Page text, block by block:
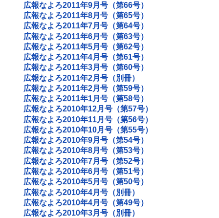
広報なよろ2011年9月号（第66号）
広報なよろ2011年8月号（第65号）
広報なよろ2011年7月号（第64号）
広報なよろ2011年6月号（第63号）
広報なよろ2011年5月号（第62号）
広報なよろ2011年4月号（第61号）
広報なよろ2011年3月号（第60号）
広報なよろ2011年2月号（別冊）
広報なよろ2011年2月号（第59号）
広報なよろ2011年1月号（第58号）
広報なよろ2010年12月号（第57号）
広報なよろ2010年11月号（第56号）
広報なよろ2010年10月号（第55号）
広報なよろ2010年9月号（第54号）
広報なよろ2010年8月号（第53号）
広報なよろ2010年7月号（第52号）
広報なよろ2010年6月号（第51号）
広報なよろ2010年5月号（第50号）
広報なよろ2010年4月号（別冊）
広報なよろ2010年4月号（第49号）
広報なよろ2010年3月号（別冊）